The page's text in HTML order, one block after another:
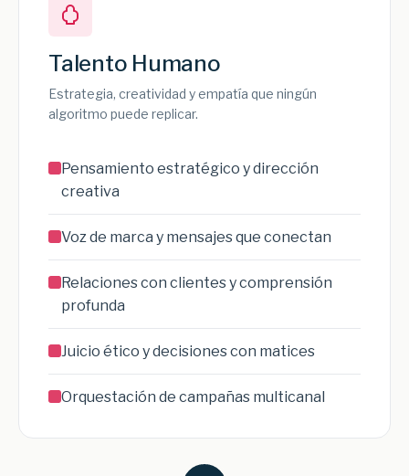
Talento Humano
Estrategia, creatividad y empatía que ningún
algoritmo puede replicar.
Pensamiento estratégico y dirección
creativa
Voz de marca y mensajes que conectan
Relaciones con clientes y comprensión
profunda
Juicio ético y decisiones con matices
Orquestación de campañas multicanal